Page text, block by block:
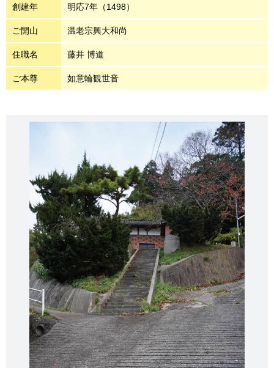
創建年 明応7年（1498）
ご開山 温老宗興大和尚
住職名 藤井 博道
ご本尊 如意輪観世音